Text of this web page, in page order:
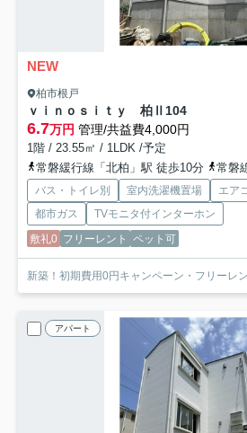
NEW
柏市根戸
ｖｉｎｏｓｉｔｙ 柏Ⅱ 104
6.7万円 管理/共益費4,000円
1階 / 23.55㎡ / 1LDK /予定
常磐緩行線「北柏」駅 徒歩10分
常磐
バス・トイレ別 室内洗濯機置場 エア
都市ガス
TVモニタ付インターホン
敷礼0 フリーレント ペット可
新築！初期費用0円キャンペーン・フリーレ
アパート